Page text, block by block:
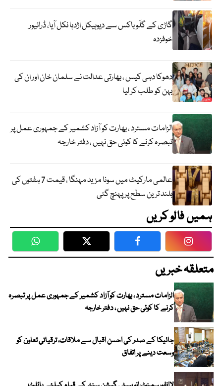
گاڑی کے گلَو باکس سے دیوہیکل اژدہا نکل آیا، ڈرائیور
خوفزدہ
دھوکا دہی کیس ، بھارتی عدالت نے سلمان خان اور ان کی
بہن کو طلب کر لیا
الزامات مسترد ، بھارت کو آزاد کشمیر کے جمہوری عمل پر
تبصرہ کرنے کا کوئی حق نہیں ، دفتر خارجہ
عالمی مارکیٹ میں سونا مزید مہنگا ، قیمت 7 ہفتوں کی
بلند ترین سطح پر پہنچ گئی
ہمیں فالو کریں
WhatsApp Twitter Facebook
متعلقہ خبریں
الزامات مسترد ، بھارت کو آزاد کشمیر کے جمہوری عمل پر تبصرہ
کرنے کا کوئی حق نہیں ، دفتر خارجہ
جائیکا کے صدر کی احسن اقبال سے ملاقات، ترقیاتی تعاون کو
وسعت دینے پر اتفاق